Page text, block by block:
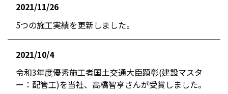
2021/11/26
お知らせ
5つの施工実績を更新しました。
2021/10/4
お知らせ
令和3年度優秀施工者国土交通大臣顕彰(建設マスタ
ー：配管工)を当社、高橋智亨さんが受賞しました。